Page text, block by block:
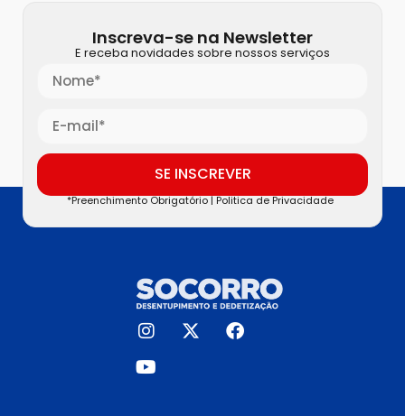
Inscreva-se na Newsletter
E receba novidades sobre nossos serviços
SE INSCREVER
*Preenchimento Obrigatório |Politica de Privacidade